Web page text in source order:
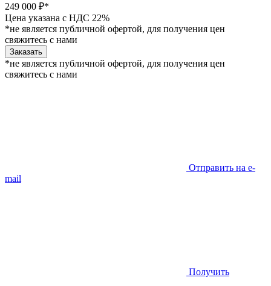
249 000 ₽*
Цена указана с НДС 22%
*не является публичной офертой, для получения цен
свяжитесь с нами
Заказать
*не является публичной офертой, для получения цен
свяжитесь с нами
Отправить на e-
mail
Получить